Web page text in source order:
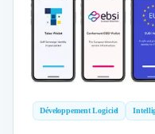
Développement Logiciel